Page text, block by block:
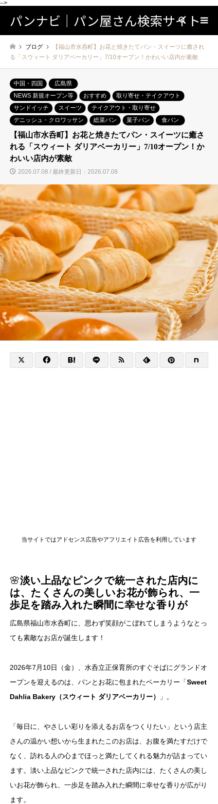
-->
パンナビ｜パン屋さん検索サイト検索
ブログ
【福山市水呑町】お花と焼きたてパン・スイーツに癒され
る「スウィート ダリアベーカリー」7/10オープン！かわいい店内が素敵
中国・四国
広島県
NEWS 新規オープン等
おすすめ
取り寄せ・テイクアウト
サンドイッチ
スイーツ
テイクアウト・取り寄せ
デニッシュ・クロワッサン
総菜パン 菓子パン 食パン
【福山市水呑町】お花と焼きたてパン・スイーツに癒さ
れる「スウィート ダリアベーカリー」7/10オープン！か
わいい店内が素敵
2026.07.08 / 最終更新日：2026.07.08
当サイトではアドセンス広告やアフリエイト広告を利用しています
🌸淡い上品なピンクで統一された店内に
は、たくさんの美しいお花が飾られ、一
歩足を踏み入れた瞬間に幸せな香りが
広島県福山市水呑町に、思わず笑顔がこぼれてしまうようなとっ
ても素敵なお店が誕生します！
2026年7月10日（金）、水呑立正保育所のすぐそばにグランドオ
ープンを迎えるのは、パンとお花に包まれたベーカリー「Sweet
Dahlia Bakery（スウィート ダリアベーカリー）
」。
「毎日に、やさしい彩りを添えるお店をつくりたい」という店主
さんの温かい想いから生まれたこのお店は、お腹を満たすだけで
なく、訪れる人の心までほっと満たしてくれる魅力が詰まってい
ます。淡い上品なピンクで統一された店内には、たくさんの美し
いお花が飾られ、一歩足を踏み入れた瞬間に幸せな香りが広がり
ます。